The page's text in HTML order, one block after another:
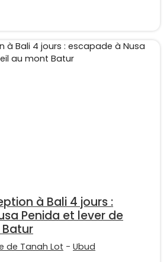
à Bali 4 jours :
Penida et lever de
de Tanah Lot - Ubud